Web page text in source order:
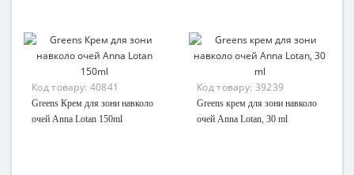
Код товару: 40841
Greens Крем для зони навколо
очей Anna Lotan 150ml
Код товару: 39239
Greens крем для зони навколо
очей Anna Lotan, 30 ml